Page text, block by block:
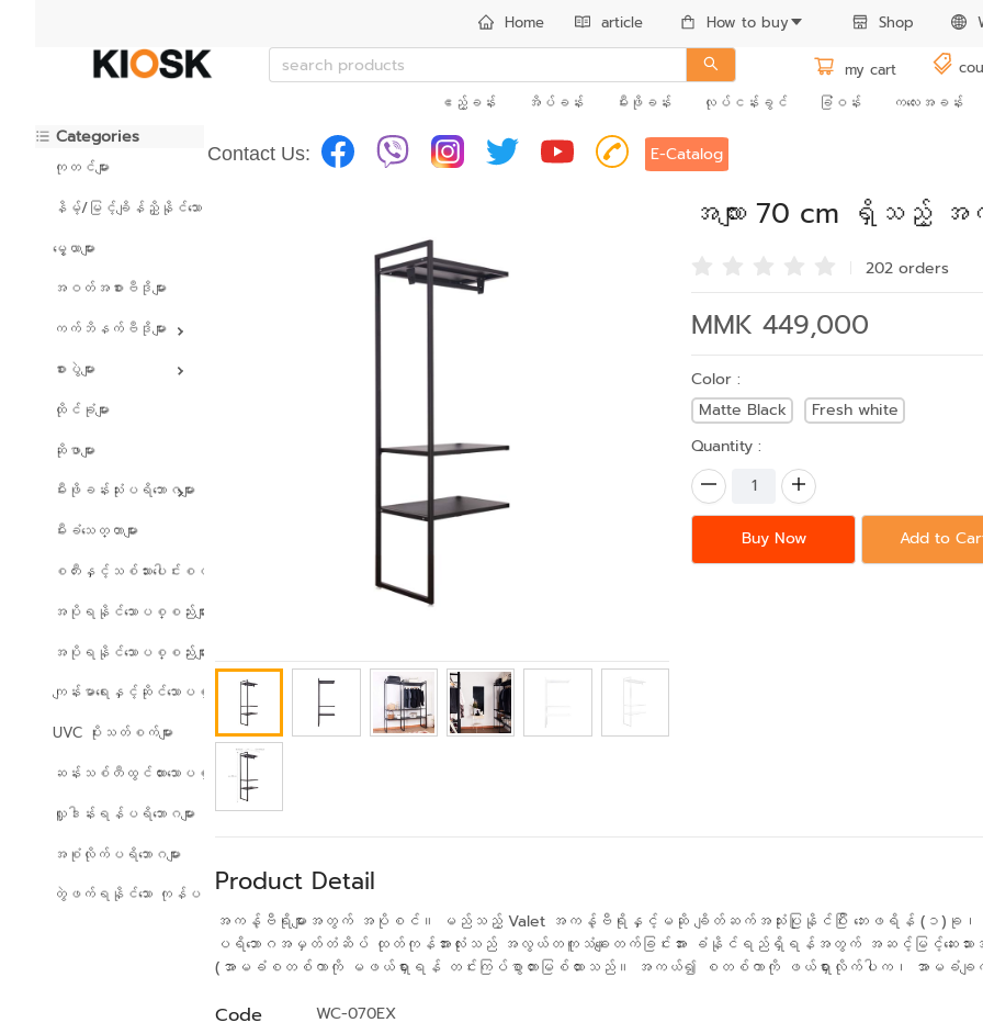
Home article How to buy Shop
my cart
ဧည့်ခန်း
အိပ်ခန်း မီးဖိုခန်း လုပ်ငန်းခွင် ခြံဝန်း ကလေးအခန်း
Categories
ကုတင်များ
နိမ့်/မြင့်ချိန်ညှိနိုင်သော ကုတင်များ
မွေ့ယာများ
အဝတ်အစားဗီဒိုများ
ကက်ဘိနက်ဗီဒိုများ
စားပွဲများ
ထိုင်ခုံများ
ဆိုဖာများ
မီးဖိုခန်းသုံးပရိဘောဂများ
မီးခံသေတ္တာများ
စတီးနှင့်သစ်သားပေါင်းစပ်ထားသော ပရိဘောဂများ
အပိုရနိုင်သောပစ္စည်းများ
အပိုရနိုင်သောပစ္စည်းများ
ကျန်းမာရေးနှင့်ဆိုင်သောပစ္စည်းများ
UVC ပိုးသတ်စက်များ
ဆန်းသစ်တီထွင်ထားသောပစ္စည်းများ
လှူဒါန်းရန်ပရိဘောဂများ
အစုံလိုက်ပရိဘောဂများ
တွဲဖက်ရနိုင်သော ကုန်ပစ္စည်းများ
Contact Us: E-Catalog
အလျား 70 cm ရှိသ
202 orders
MMK 449,000
Color :
Matte Black
Fresh white
Quantity :
Buy Now Add to
Product Detail
အကန့်ဗီရိုများအတွက် အပိုစင်။ မည်သည့် Valet အကန့်ဗီရိုနှင့်မဆို ချိတ်ဆက်အသုံးပြုနိုင်ပြီး ဘေးဖရိန် (၁)ခု
ပရိဘောဂအမှတ်တံဆိပ် ထုတ်ကုန်အားလုံးသည် အလွယ်တကူသံချေးတက်ခြင်းအား ခံနိုင်ရည်ရှိရန်အတွက် အဆင့်မြင့်ဆေး
(အာမခံစတစ်ကာကို မဖယ်ရှားရန် တင်းကြပ်စွာတားမြစ်ထားသည်။ အကယ်၍ စတစ်ကာကို ဖယ်ရှားလိုက်ပါက၊ အာမခံချက်ခ
Code WC-070EX